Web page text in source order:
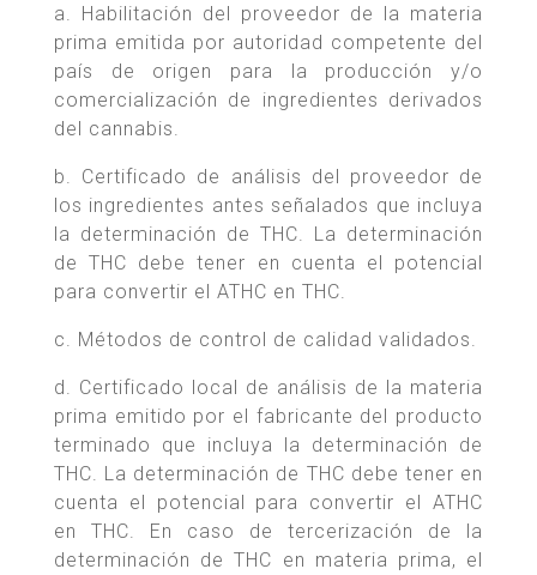
a. Habilitación del proveedor de la materia
prima emitida por autoridad competente del
país de origen para la producción y/o
comercialización de ingredientes derivados
del cannabis.
b. Certificado de análisis del proveedor de
los ingredientes antes señalados que incluya
la determinación de THC. La determinación
de THC debe tener en cuenta el potencial
para convertir el ATHC en THC.
c. Métodos de control de calidad validados.
d. Certificado local de análisis de la materia
prima emitido por el fabricante del producto
terminado que incluya la determinación de
THC. La determinación de THC debe tener en
cuenta el potencial para convertir el ATHC
en THC. En caso de tercerización de la
determinación de THC en materia prima, el